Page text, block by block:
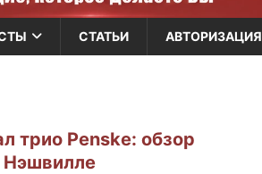
СТАТЬИ АВТОРИЗАЦИЯ
трио Penske: обзор
Нэшвилле